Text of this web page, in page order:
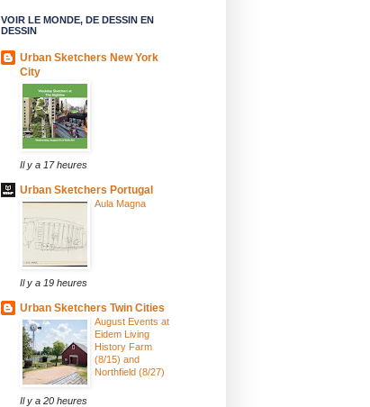
VOIR LE MONDE, DE DESSIN EN
DESSIN
Urban Sketchers New York
City
Il y a 17 heures
Urban Sketchers Portugal
Aula Magna
Il y a 19 heures
Urban Sketchers Twin Cities
August Events at
Eidem Living
History Farm
(8/15) and
Northfield (8/27)
Il y a 20 heures